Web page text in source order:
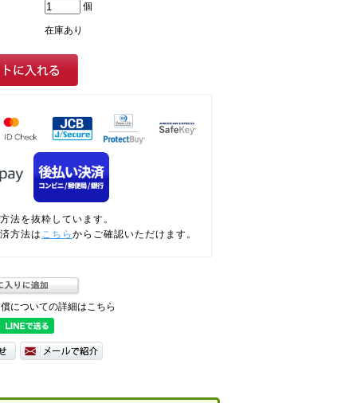
個
在庫あり
法を抜粋しています。
方法は こちら からご確認いただけます。
についての詳細はこちら